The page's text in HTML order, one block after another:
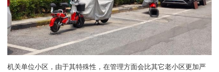
机关单位小区，由于其特殊性，在管理方面会比其它老小区更加严